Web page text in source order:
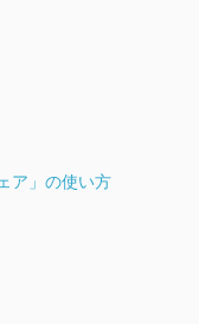
ア」の使い方